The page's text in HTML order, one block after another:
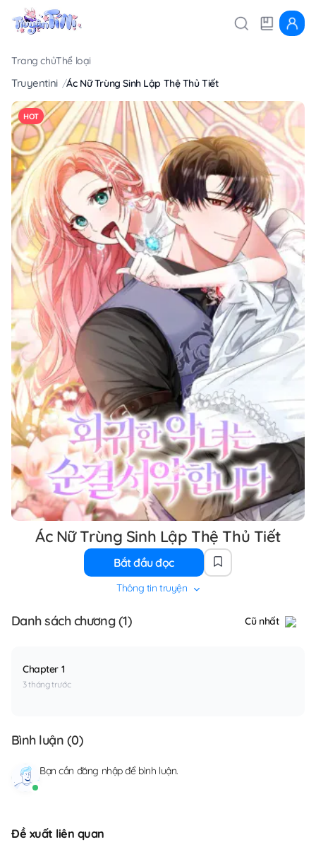
Trang chủThể loại
Truyentini Ác Nữ Trùng Sinh Lập Thệ Thủ Tiết
HOT
Ác Nữ Trùng Sinh Lập Thệ Thủ Tiết
Bắt đầu đọc
Thông tin truyện
Danh sách chương (1) Cũ nhất
Chapter 1
3 tháng trước
Bình luận (0)
Bạn cần đăng nhậpđể bình luận.
Đề xuất liên quan